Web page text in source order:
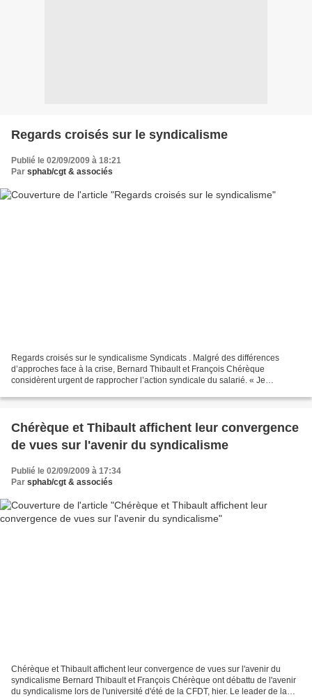
Regards croisés sur le syndicalisme
Publié le 02/09/2009 à 18:21
Par sphab/cgt & associés
Regards croisés sur le syndicalisme Syndicats . Malgré des différences
d’approches face à la crise, Bernard Thibault et François Chérèque
considèrent urgent de rapprocher l’action syndicale du salarié. « Je
Chérèque et Thibault affichent leur convergence
de vues sur l'avenir du syndicalisme
Publié le 02/09/2009 à 17:34
Par sphab/cgt & associés
Chérèque et Thibault affichent leur convergence de vues sur l'avenir du
syndicalisme Bernard Thibault et François Chérèque ont débattu de l'avenir
du syndicalisme lors de l'université d'été de la CFDT, hier. Le leader de la